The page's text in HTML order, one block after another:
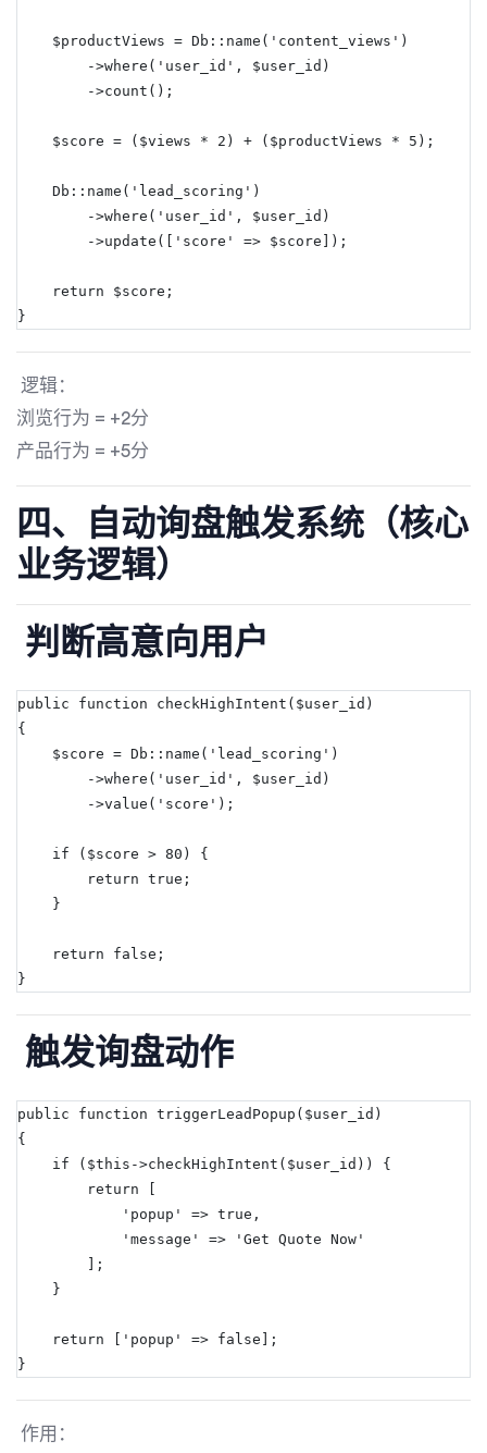
$productViews = Db::name('content_views')
->where('user_id', $user_id)
->count();
$score = ($views * 2) + ($productViews * 5);
Db::name('lead_scoring')
->where('user_id', $user_id)
->update(['score' => $score]);
return $score;
}
逻辑：
浏览行为 = +2分
产品行为 = +5分
四、自动询盘触发系统（核心
业务逻辑）
判断高意向用户
public function checkHighIntent($user_id)
{
$score = Db::name('lead_scoring')
->where('user_id', $user_id)
->value('score');
if ($score > 80) {
return true;
}
return false;
}
触发询盘动作
public function triggerLeadPopup($user_id)
{
if ($this->checkHighIntent($user_id)) {
return [
'popup' => true,
'message' => 'Get Quote Now'
];
}
return ['popup' => false];
}
作用：